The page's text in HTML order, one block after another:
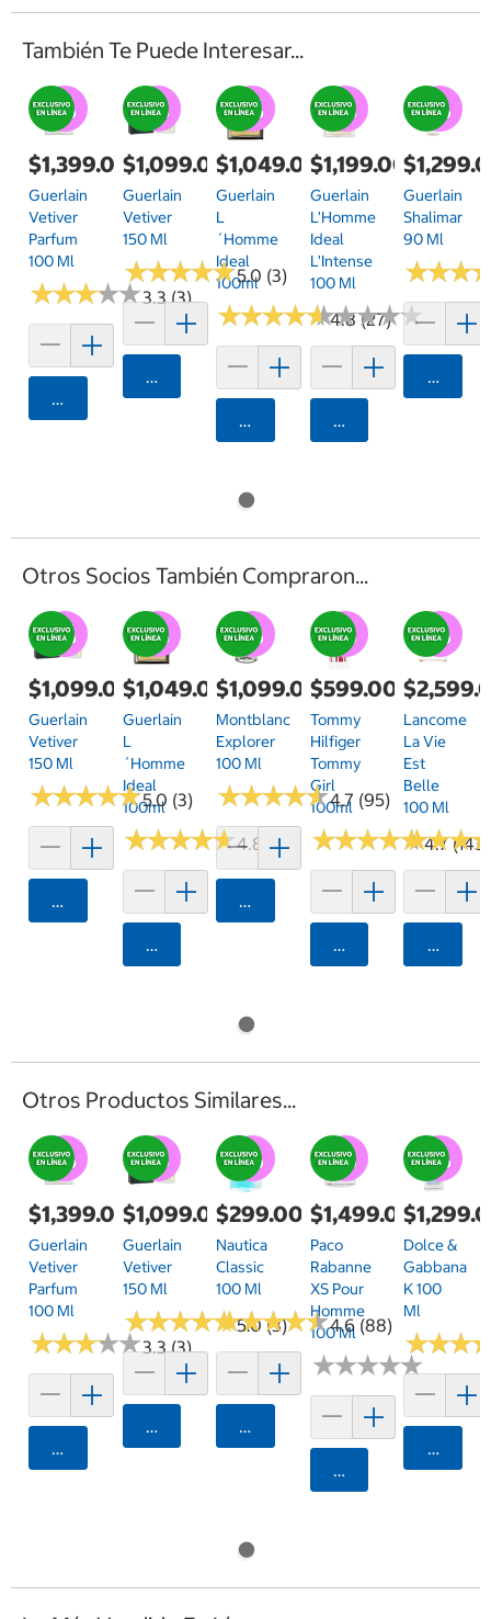
También Te Puede Interesar...
$1,399.00
Guerlain
Vetiver
Parfum
100 Ml
★★★★★
★★★★★3.3 (3)
Agregar
$1,099.00
Guerlain
Vetiver
150 Ml
★★★★★
★★★★★5.0 (3)
Agregar
$1,049.00
Guerlain
L
´Homme
Ideal
100ml
★★★★★
★★★★★4.8 (27)
Agregar
$1,199.00
Guerlain
L'Homme
Ideal
L'Intense
100 Ml
★★★★★
★★★★★
Agregar
Guerlain
Shalimar
90 Ml
★★★
★★★
Otros Socios También Compraron...
$1,099.00
Guerlain
Vetiver
150 Ml
★★★★★
★★★★★5.0 (3)
Agregar
$1,049.00
Guerlain
L
´Homme
Ideal
100ml
★★★★★
★★★★★4.8 (27)
Agregar
$1,099.00
Montblanc
Explorer
100 Ml
★★★★★
★★★★★4.7 (95)
Agregar
$599.00
Tommy
Hilfiger
Tommy
Girl
100ml
★★★★★
★★★★★4.7 (143)
Agregar
Lancome
La Vie
Est
Belle
100 Ml
★★★
★★★
Otros Productos Similares...
$1,399.00
Guerlain
Vetiver
Parfum
100 Ml
★★★★★
★★★★★3.3 (3)
Agregar
$1,099.00
Guerlain
Vetiver
150 Ml
★★★★★
★★★★★5.0 (3)
Agregar
$299.00
Nautica
Classic
100 Ml
★★★★★
★★★★★4.6 (88)
Agregar
$1,499.00
Paco
Rabanne
XS Pour
Homme
100 Ml
★★★★★
★★★★★
Agregar
Dolce &
Gabbana
K 100
Ml
★★★
★★★